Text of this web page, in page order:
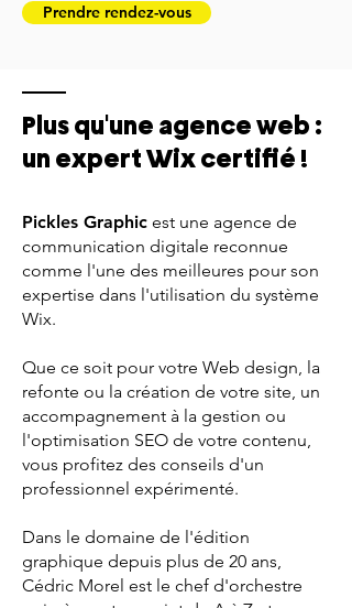
Prendre rendez-vous
Plus qu'une agence web :
un expert Wix certifié !
Pickles Graphic est une agence de
communication digitale reconnue
comme l'une des meilleures pour son
expertise dans l'utilisation du système
Wix.
Que ce soit pour votre Web design, la
refonte ou la création de votre site, un
accompagnement à la gestion ou
l'optimisation SEO de votre contenu,
vous profitez des conseils d'un
professionnel expérimenté.
Dans le domaine de l'édition
graphique depuis plus de 20 ans,
Cédric Morel est le chef d'orchestre